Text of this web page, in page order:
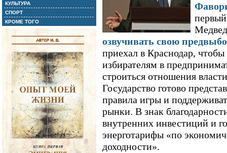
КУЛЬТУРА
СПОРТ
КРОМЕ ТОГО
озвучивать свою
приехал в Краснодар,
избирателям в
строиться отношения
Государство готово
правила игры и
рынки. В знак
внутренних инвестиций и
энерготарифы «по
доходности».